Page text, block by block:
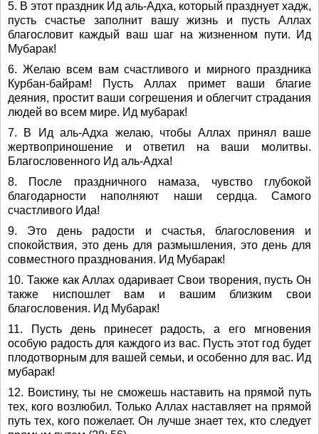
5. В этот праздник Ид аль-Адха, который празднует хадж,
пусть счастье заполнит вашу жизнь и пусть Аллах
благословит каждый ваш шаг на жизненном пути. Ид
Мубарак!
6. Желаю всем вам счастливого и мирного праздника
Курбан-байрам! Пусть Аллах примет ваши благие
деяния, простит ваши согрешения и облегчит страдания
людей во всем мире. Ид мубарак!
7. В Ид аль-Адха желаю, чтобы Аллах принял ваше
жертвоприношение и ответил на ваши молитвы.
Благословенного Ид аль-Адха!
8. После праздничного намаза, чувство глубокой
благодарности наполняют наши сердца. Самого
счастливого Ида!
9. Это день радости и счастья, благословения и
спокойствия, это день для размышления, это день для
совместного празднования. Ид Мубарак!
10. Также как Аллах одаривает Свои творения, пусть Он
также ниспошлет вам и вашим близким свои
благословения. Ид Мубарак!
11. Пусть день принесет радость, а его мгновения
особую радость для каждого из вас. Пусть этот год будет
плодотворным для вашей семьи, и особенно для вас. Ид
мубарак!
12. Воистину, ты не сможешь наставить на прямой путь
тех, кого возлюбил. Только Аллах наставляет на прямой
путь тех, кого пожелает. Он лучше знает тех, кто следует